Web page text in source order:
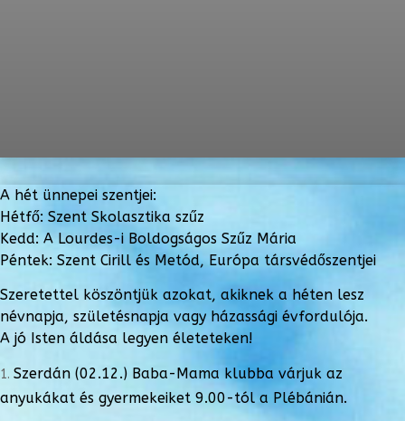
A hét ünnepei szentjei:
Hétfő: Szent Skolasztika szűz
Kedd: A Lourdes-i Boldogságos Szűz Mária
Péntek: Szent Cirill és Metód, Európa társvédőszentjei
Szeretettel köszöntjük azokat, akiknek a héten lesz
névnapja, születésnapja vagy házassági évfordulója.
A jó Isten áldása legyen életeteken!
Szerdán (02.12.) Baba-Mama klubba várjuk az
anyukákat és gyermekeiket 9.00-tól a Plébánián.